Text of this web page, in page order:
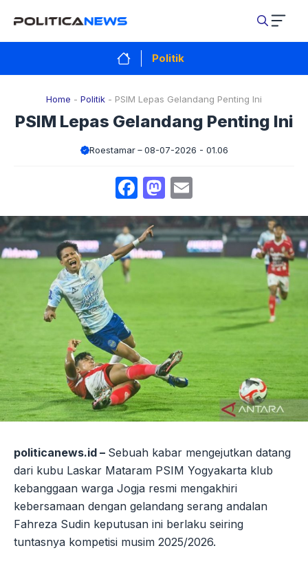
isi
Politik
Home - Politik - PSIM Lepas Gelandang Penting Ini
PSIM Lepas Gelandang Penting Ini
Roestamar 08-07-2026 - 01.06
Facebook
Mastodon
politicanews.id – Sebuah kabar mengejutkan datang
dari kubu Laskar Mataram PSIM Yogyakarta klub
kebanggaan warga Jogja resmi mengakhiri
kebersamaan dengan gelandang serang andalan
Fahreza Sudin keputusan ini berlaku seiring
tuntasnya kompetisi musim 2025/2026.